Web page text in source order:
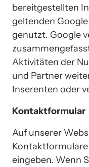
bereitgestellten
geltenden
genutzt. Google
Aktivitäten der
und Partner
Inserenten oder
Kontaktformular
Auf unserer
eingeben. Wenn